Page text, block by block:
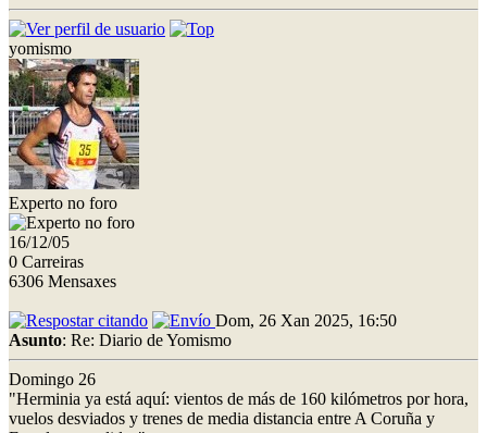
yomismo
Experto no foro
16/12/05
0 Carreiras
6306 Mensaxes
Dom, 26 Xan 2025, 16:50
Asunto: Re: Diario de Yomismo
Domingo 26
"Herminia ya está aquí: vientos de más de 160 kilómetros por hora,
vuelos desviados y trenes de media distancia entre A Coruña y